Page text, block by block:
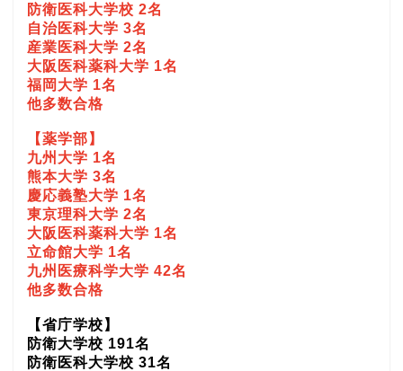
防衛医科大学校 2名
自治医科大学 3名
産業医科大学 2名
大阪医科薬科大学 1名
福岡大学 1名
他多数合格
【薬学部】
九州大学 1名
熊本大学 3名
慶応義塾大学 1名
東京理科大学 2名
大阪医科薬科大学 1名
立命館大学 1名
九州医療科学大学 42名
他多数合格
【省庁学校】
防衛大学校 191名
防衛医科大学校 31名